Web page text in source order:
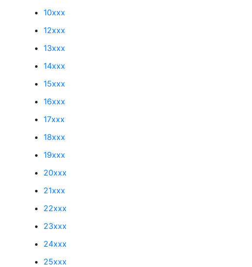
10xxx
12xxx
13xxx
14xxx
15xxx
16xxx
17xxx
18xxx
19xxx
20xxx
21xxx
22xxx
23xxx
24xxx
25xxx